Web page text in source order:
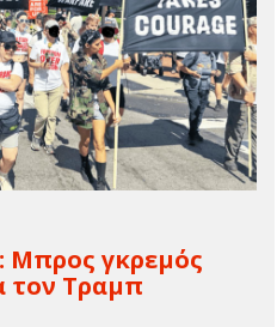
Μπρος γκρεμός
τον Τραμπ